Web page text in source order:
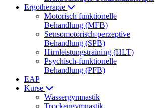
Ergotherapie
Motorisch funktionelle
Behandlung (MFB)
Sensomotorisch-perzeptive
Behandlung (SPB)
Hirnleistungstraining (HLT)
Psychisch-funktionelle
Behandlung (PFB)
EAP
Kurse
Wassergymnastik
Trockengymnastik